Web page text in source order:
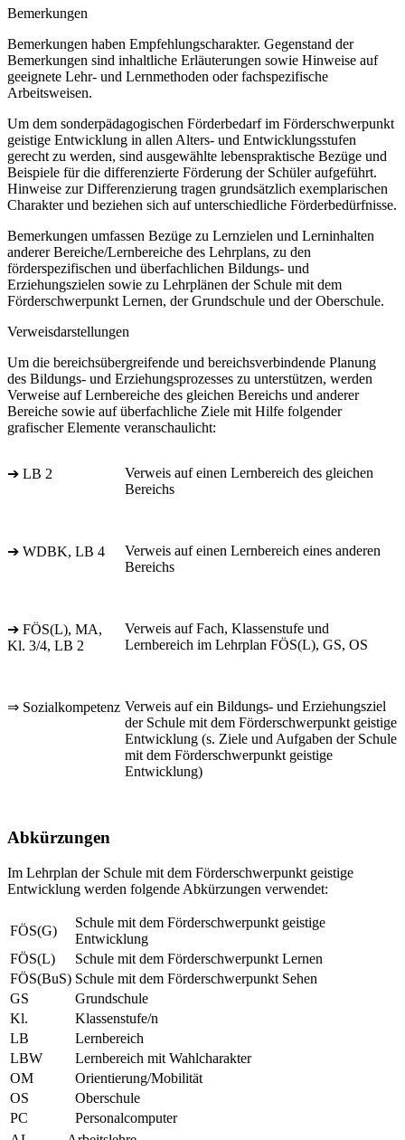
Bemerkungen
Bemerkungen haben Empfehlungscharakter. Gegenstand der
Bemerkungen sind inhaltliche Erläuterungen sowie Hinweise auf
geeignete Lehr- und Lernmethoden oder fachspezifische
Arbeitsweisen.
Um dem sonderpädagogischen Förderbedarf im Förderschwerpunkt
geistige Entwicklung in allen Alters- und Entwicklungsstufen
gerecht zu werden, sind ausgewählte lebenspraktische Bezüge und
Beispiele für die differenzierte Förderung der Schüler aufgeführt.
Hinweise zur Differenzierung tragen grundsätzlich exemplarischen
Charakter und beziehen sich auf unterschiedliche Förderbedürfnisse.
Bemerkungen umfassen Bezüge zu Lernzielen und Lerninhalten
anderer Bereiche/Lernbereiche des Lehrplans, zu den
förderspezifischen und überfachlichen Bildungs- und
Erziehungszielen sowie zu Lehrplänen der Schule mit dem
Förderschwerpunkt Lernen, der Grundschule und der Oberschule.
Verweisdarstellungen
Um die bereichsübergreifende und bereichsverbindende Planung
des Bildungs- und Erziehungsprozesses zu unterstützen, werden
Verweise auf Lernbereiche des gleichen Bereichs und anderer
Bereiche sowie auf überfachliche Ziele mit Hilfe folgender
grafischer Elemente veranschaulicht:
➔ LB 2
Verweis auf einen Lernbereich des gleichen
Bereichs
➔ WDBK, LB 4
Verweis auf einen Lernbereich eines anderen
Bereichs
➔ FÖS(L), MA,
Kl. 3/4, LB 2
Verweis auf Fach, Klassenstufe und
Lernbereich im Lehrplan FÖS(L), GS, OS
⇒ Sozialkompetenz Verweis auf ein Bildungs- und Erziehungsziel
der Schule mit dem Förderschwerpunkt geistige
Entwicklung (s. Ziele und Aufgaben der Schule
mit dem Förderschwerpunkt geistige
Entwicklung)
Abkürzungen
Im Lehrplan der Schule mit dem Förderschwerpunkt geistige
Entwicklung werden folgende Abkürzungen verwendet:
FÖS(G)
Schule mit dem Förderschwerpunkt geistige
Entwicklung
FÖS(L)
Schule mit dem Förderschwerpunkt Lernen
FÖS(BuS) Schule mit dem Förderschwerpunkt Sehen
GS
Grundschule
Kl.
Klassenstufe/n
LB
Lernbereich
LBW
Lernbereich mit Wahlcharakter
OM
Orientierung/Mobilität
OS
Oberschule
PC
Personalcomputer